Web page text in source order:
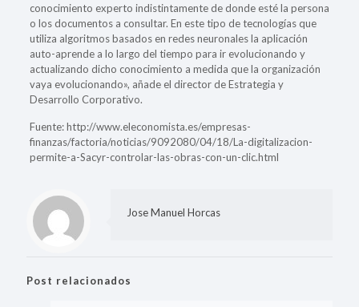
conocimiento experto indistintamente de donde esté la persona
o los documentos a consultar. En este tipo de tecnologías que
utiliza algoritmos basados en redes neuronales la aplicación
auto-aprende a lo largo del tiempo para ir evolucionando y
actualizando dicho conocimiento a medida que la organización
vaya evolucionando», añade el director de Estrategia y
Desarrollo Corporativo.
Fuente: http://www.eleconomista.es/empresas-
finanzas/factoria/noticias/9092080/04/18/La-digitalizacion-
permite-a-Sacyr-controlar-las-obras-con-un-clic.html
Jose Manuel Horcas
Post relacionados